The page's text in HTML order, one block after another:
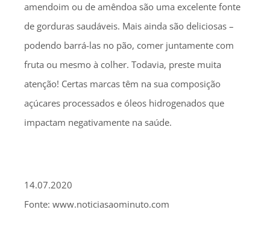
amendoim ou de amêndoa são uma excelente fonte
de gorduras saudáveis. Mais ainda são deliciosas –
podendo barrá-las no pão, comer juntamente com
fruta ou mesmo à colher. Todavia, preste muita
atenção! Certas marcas têm na sua composição
açúcares processados e óleos hidrogenados que
impactam negativamente na saúde.
14.07.2020
Fonte: www.noticiasaominuto.com